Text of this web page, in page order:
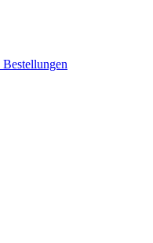
Bestellungen